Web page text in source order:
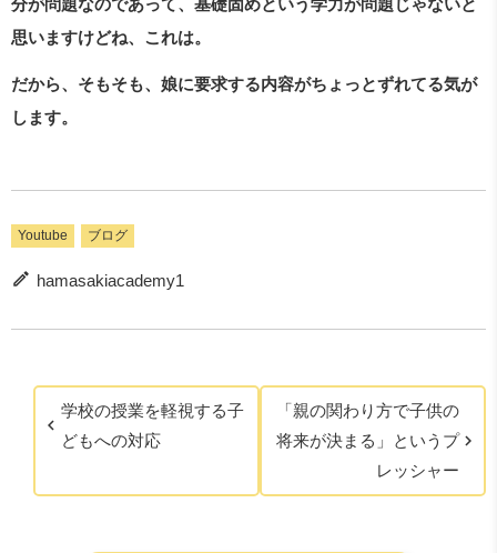
思いますけどね、これは。
だから、そもそも、娘に要求する内容がちょっとずれてる気が
します。
Youtube ブログ
hamasakiacademy1
学校の授業を軽視する子
どもへの対応
「親の関わり方で子供の
将来が決まる」というプ
レッシャー